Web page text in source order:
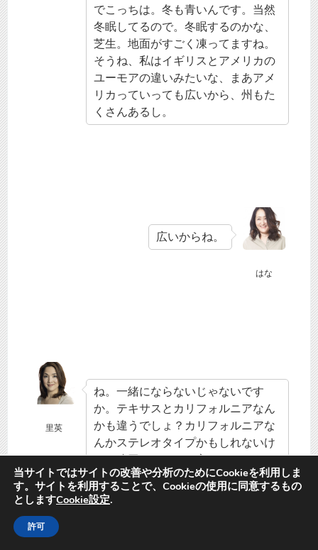
でこっちは。冬も青いんです。当然
冬眠してるので。冬眠するのかな、
芝生。地面がすごく凍ってますね。
そうね、私はイギリスとアメリカの
ユーモアの違いみたいな、まあアメ
リカっていっても広いから、州もた
くさんあるし。
はな
広いからね。
里英
ね。一緒にならないじゃないです
か。テキサスとカリフォルニアなん
かも違うでしょ？カリフォルニアな
んかステレオタイプかもしれないけ
ど、遠回しにものを言うっていうイ
メージがありますね。イギリスのそ
れとはちょっとまた違うけど、ある
当サイトではサイトの改善や分析のためにCookieを利用しま
す。サイトを利用することで、Cookieの使用に同意するもの
としますCookie設定.
許可